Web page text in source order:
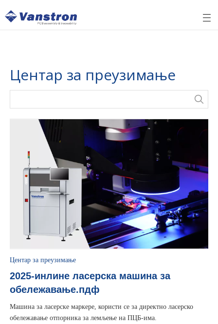
Центар за преузимање
Центар за преузимање
2025-инлине ласерска машина за
обележавање.пдф
Машина за ласерске маркере, користи се за директно ласерско
обележавање отпорника за лемљење на ПЦБ-има.